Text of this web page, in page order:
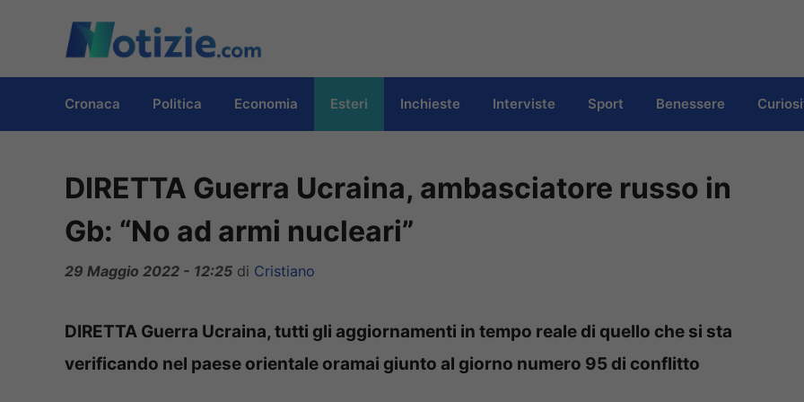
contenuto
Cronaca Politica Economia Esteri Inchieste Interviste Sport Benessere
DIRETTA Guerra Ucraina, ambasciatore russo in
Gb: “No ad armi nucleari”
29 Maggio 2022 - 12:25 di Cristiano
DIRETTA Guerra Ucraina, tutti gli aggiornamenti in tempo reale di quello che si sta
verificando nel paese orientale oramai giunto al giorno numero 95 di conflitto